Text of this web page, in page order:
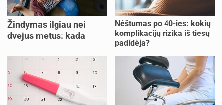
Žindymas ilgiau nei
dvejus metus: kada
nujunkyti?
Nėštumas po 40-ies: kokių
komplikacijų rizika iš tiesų
padidėja?